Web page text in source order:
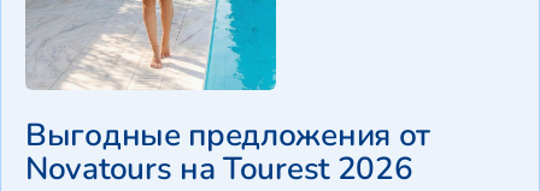
Выгодные предложения от
Novatours на Tourest 2026